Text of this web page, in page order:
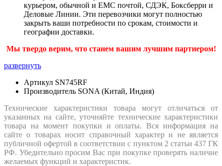
курьером, обычной и ЕМС почтой, СДЭК, Боксберри и
Деловые Линии. Эти перевозчики могут полностью
закрыть ваши потребности по срокам, стоимости и
географии доставки.
Мы твердо верим, что станем вашим лучшим партнером!
развернуть
Артикул SN745RF
Производитель SONA (Китай, Индия)
Технические характеристики товара могут отличаться от
указанных на сайте, уточняйте технические характеристики
товара на момент покупки и оплаты. Вся информация на
сайте о товарах носит справочный характер и не является
публичной офертой в соответствии с пунктом 2 статьи 437 ГК
РФ. Убедительно просим Вас при покупке проверять наличие
желаемых функций и характеристик.